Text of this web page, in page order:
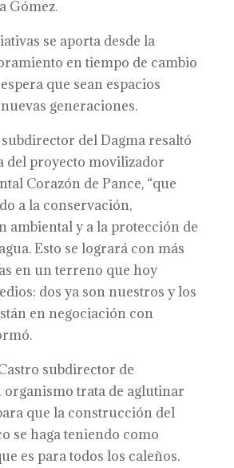
Gómez.
se aporta desde la
en tiempo de cambio
que sean espacios
generaciones.
del Dagma resaltó
del proyecto movilizador
Corazón de Pance, “que
a la conservación,
ambiental y a la protección de
Esto se logrará con más
en un terreno que hoy
dos ya son nuestros y los
en negociación con
subdirector de
organismo trata de aglutinar
que la construcción del
se haga teniendo como
es para todos los caleños.